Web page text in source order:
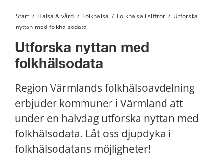
Start / Hälsa & vård / Folkhälsa / Folkhälsa i siffror / Utforska
nyttan med folkhälsodata
Utforska nyttan med
folkhälsodata
Region Värmlands folkhälsoavdelning
erbjuder kommuner i Värmland att
under en halvdag utforska nyttan med
folkhälsodata. Låt oss djupdyka i
folkhälsodatans möjligheter!